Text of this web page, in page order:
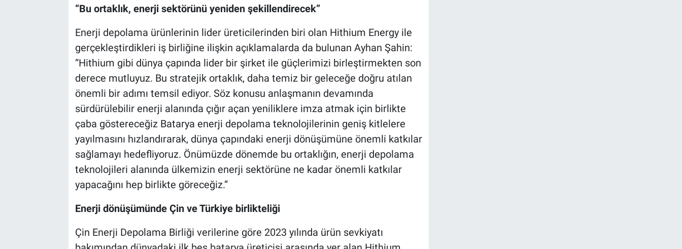
“Bu ortaklık, enerji sektörünü yeniden şekillendirecek”
Enerji depolama ürünlerinin lider üreticilerinden biri olan Hithium Energy ile
gerçekleştirdikleri iş birliğine ilişkin açıklamalarda da bulunan Ayhan Şahin:
“Hithium gibi dünya çapında lider bir şirket ile güçlerimizi birleştirmekten son
derece mutluyuz. Bu stratejik ortaklık, daha temiz bir geleceğe doğru atılan
önemli bir adımı temsil ediyor. Söz konusu anlaşmanın devamında
sürdürülebilir enerji alanında çığır açan yeniliklere imza atmak için birlikte
çaba göstereceğiz Batarya enerji depolama teknolojilerinin geniş kitlelere
yayılmasını hızlandırarak, dünya çapındaki enerji dönüşümüne önemli katkılar
sağlamayı hedefliyoruz. Önümüzde dönemde bu ortaklığın, enerji depolama
teknolojileri alanında ülkemizin enerji sektörüne ne kadar önemli katkılar
yapacağını hep birlikte göreceğiz.”
Enerji dönüşümünde Çin ve Türkiye birlikteliği
Çin Enerji Depolama Birliği verilerine göre 2023 yılında ürün sevkiyatı